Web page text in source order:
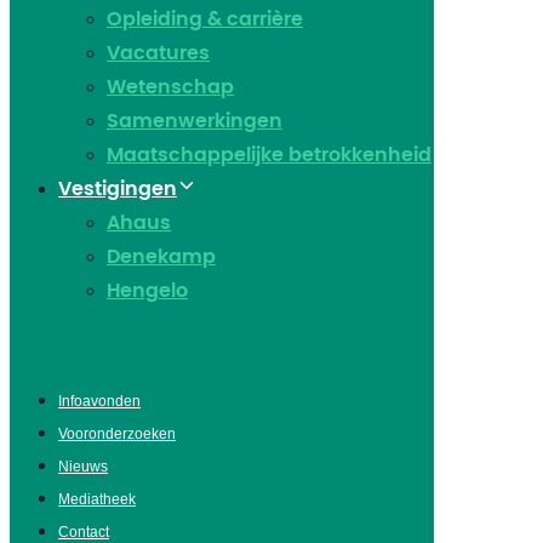
Opleiding & carrière
Vacatures
Wetenschap
Samenwerkingen
Maatschappelijke betrokkenheid
Vestigingen
Ahaus
Denekamp
Hengelo
Infoavonden
Vooronderzoeken
Nieuws
Mediatheek
Contact